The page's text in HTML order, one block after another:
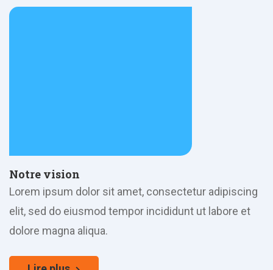
Notre vision
Lorem ipsum dolor sit amet, consectetur adipiscing
elit, sed do eiusmod tempor incididunt ut labore et
dolore magna aliqua.